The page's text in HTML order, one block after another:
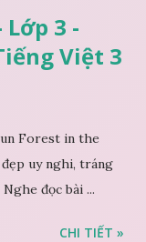
3 -
Việt 3
Forest in the
uy nghi, tráng
đọc bài ...
CHI TIẾT »